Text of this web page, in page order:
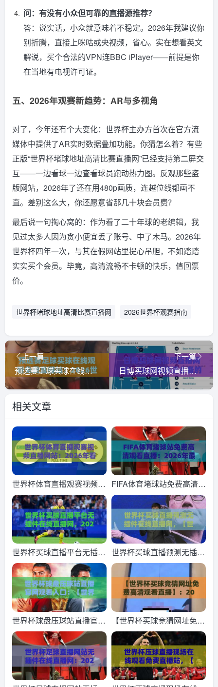
问：有没有小众但可靠的直播源推荐？
答：说实话，小众就意味着不稳定。2026年我建议你
别折腾，直接上咪咕或央视频，省心。实在想看英文
解说，买个合法的VPN连BBC iPlayer——前提是你
在当地有电视许可证。
五、2026年观赛新趋势：AR与多视角
对了，今年还有个大变化：世界杯主办方首次在官方流
媒体中提供了AR实时数据叠加功能。你猜怎么着？有些
正版“世界杯堵球地址高清比赛直播网”已经支持第二屏交
互——一边看球一边查看球员跑动热力图。反观那些盗
版网站，2026年了还在用480p画质，连越位线都画不
直。差别这么大，你还愿意省那几十块会员费？
最后说一句掏心窝的：作为看了二十年球的老编辑，我
见过太多人因为贪小便宜丢了账号、中了木马。2026年
世界杯四年一次，与其在假网站里提心吊胆，不如踏踏
实实买个会员。毕竟，高清流畅不卡顿的快乐，值回票
价。
世界杯堵球地址高清比赛直播网 2026世界杯观赛指南
上一篇
预选赛足球买球在线观看免费直播站！2026世界杯预选赛观赛指南
下一篇
日博买球网视频直播网站：2026年球迷必备的高清观赛指南
相关文章
世界杯体育直播观赛视频直
播网站：2026年看球新姿
势，这3个平台藏着不少惊
喜
FIFA体育堵球站免费高清观
看直播：2026年最全观赛
指南与实测体验
世界杯买球直播平台无插件
在线直播网，2026年观赛
新体验全面解析
世界杯买球直播预测无插件
在线直播网，【世界杯买球
直播预测无插件在线直播
网】2026年球迷必备神器
世界杯球盘压球站直播官网
观看入口：【世界杯球盘压
球站直播官网观看入口】20
26年观赛全攻略
【世界杯买球竞猜网址免费
高清观看直播】：2026年
球迷必收藏的观赛指南